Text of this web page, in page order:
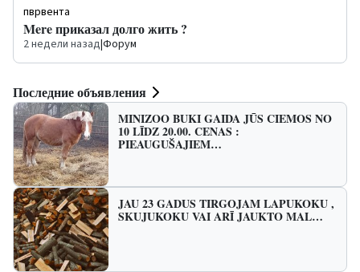
пврвента
Mere приказал долго жить ?
2 недели назад|Форум
Последние объявления
MINIZOO BUKI GAIDA JŪS CIEMOS NO
10 LĪDZ 20.00. CENAS :
PIEAUGUŠAJIEM…
JAU 23 GADUS TIRGOJAM LAPUKOKU ,
SKUJUKOKU VAI ARĪ JAUKTO MAL…